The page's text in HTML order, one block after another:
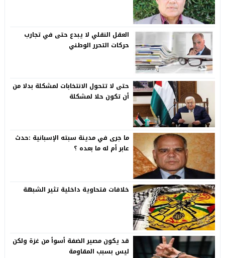
العقل النقلي لا يبدع حتى في تجارب
حركات التحرر الوطني
حتى لا تتحول الانتخابات لمشكلة بدلا من
أن تكون حلا لمشكلة
ما جرى في مدينة سبته الإسبانية :حدث
عابر أم له ما بعده ؟
خلافات فتحاوية داخلية تثير الشبهة
قد يكون مصير الضفة أسوأ من غزة ولكن
ليس بسبب المقاومة